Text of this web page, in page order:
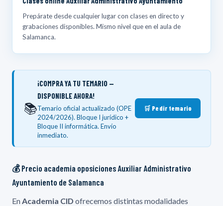
Prepárate desde cualquier lugar con clases en directo y
grabaciones disponibles. Mismo nivel que en el aula de
Salamanca.
📚
¡COMPRA YA TU TEMARIO —
DISPONIBLE AHORA!
Temario oficial actualizado (OPE
2024/2026). Bloque I jurídico +
Bloque II informática. Envío
inmediato.
🛒 Pedir temario
💰 Precio academia oposiciones Auxiliar Administrativo
Ayuntamiento de Salamanca
En Academia CID ofrecemos distintas modalidades